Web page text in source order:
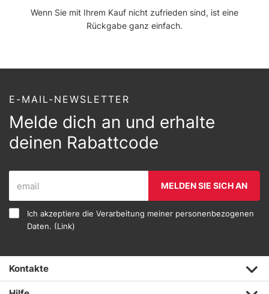
Wenn Sie mit Ihrem Kauf nicht zufrieden sind, ist eine
Rückgabe ganz einfach.
E-MAIL-NEWSLETTER
Melde dich an und erhalte
deinen Rabattcode
MELDEN SIE SICH AN
Ich akzeptiere die Verarbeitung meiner personenbezogenen
Daten. (Link)
Kontakte